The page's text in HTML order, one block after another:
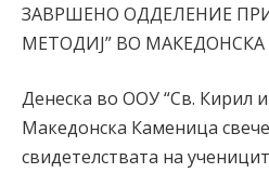
ЗАВРШЕНО ОДДЕЛЕНИЕ
МЕТОДИЈ” ВО
Денеска во ООУ “Св. Кирил
Македонска Каменица
свидетелствата на